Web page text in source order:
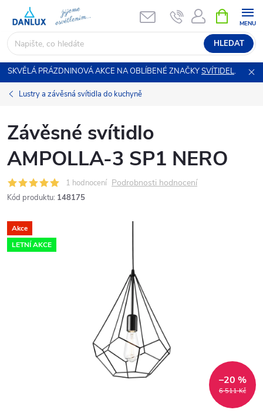
obsah
HLEDAT
NÁKUPNÍ
KOŠÍK
SKVĚLÁ PRÁZDNINOVÁ AKCE NA OBLÍBENÉ ZNAČKYSVÍTIDEL.
Lustry a závěsná svítidla do kuchyně
Závěsné svítidlo
AMPOLLA-3 SP1 NERO
1 hodnocení Podrobnosti hodnocení
Kód produktu: 148175
Akce
LETNÍ AKCE
6 511 Kč
–20 %